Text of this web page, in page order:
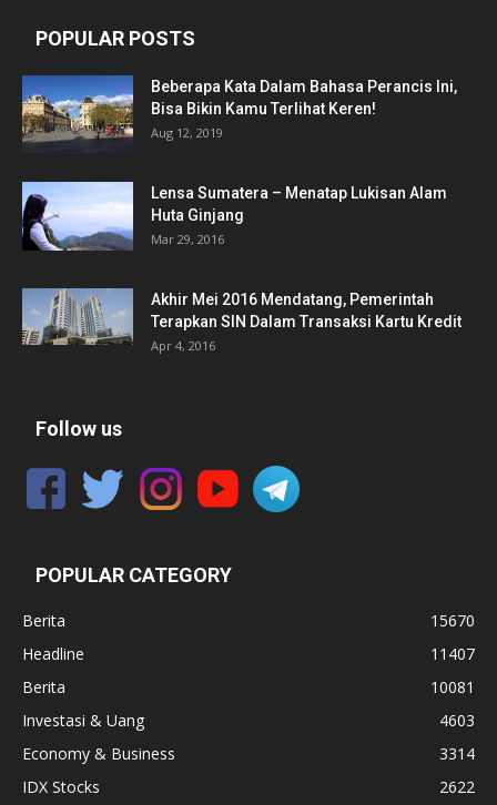
POPULAR POSTS
Beberapa Kata Dalam Bahasa Perancis Ini,
Bisa Bikin Kamu Terlihat Keren!
Aug 12, 2019
Lensa Sumatera – Menatap Lukisan Alam
Huta Ginjang
Mar 29, 2016
Akhir Mei 2016 Mendatang, Pemerintah
Terapkan SIN Dalam Transaksi Kartu Kredit
Apr 4, 2016
Follow us
POPULAR CATEGORY
Berita
15670
Headline
11407
Berita
10081
Investasi & Uang
4603
Economy & Business
3314
IDX Stocks
2622